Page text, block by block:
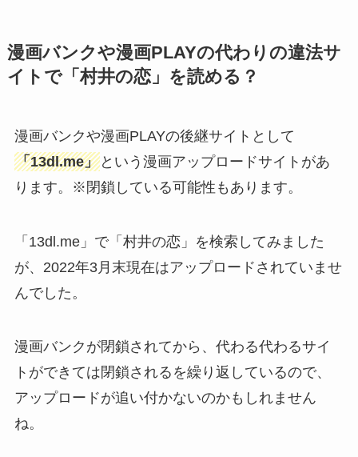
漫画バンクや漫画PLAYの代わりの違法サ
イトで「村井の恋」を読める？
漫画バンクや漫画PLAYの後継サイトとして
「13dl.me」という漫画アップロードサイトがあ
ります。※閉鎖している可能性もあります。
「13dl.me」で「村井の恋」を検索してみました
が、2022年3月末現在はアップロードされていませ
んでした。
漫画バンクが閉鎖されてから、代わる代わるサイ
トができては閉鎖されるを繰り返しているので、
アップロードが追い付かないのかもしれません
ね。